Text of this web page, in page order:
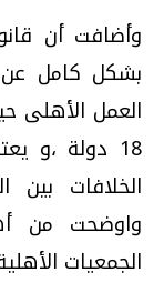
وأضافت أن
بشكل كامل عن
18 دولة
الخلافات بين
واوضحت من
الجمعيات